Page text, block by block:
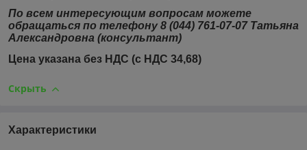
По всем интересующим вопросам можете
обращаться по телефону 8 (044) 761-07-07 Татьяна
Александровна (консультант)
Цена указана без НДС (с НДС 34,68)
Скрыть
Характеристики